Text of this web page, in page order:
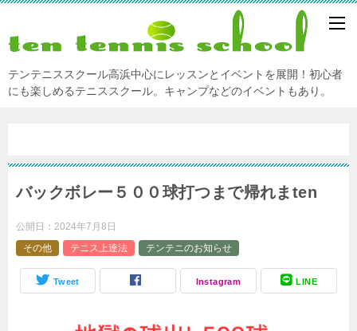
テンテニススクール高浜中心にレッスンとイベントを展開！初心者
にも楽しめるテニススクール。キャンプなどのイベントもあり。
バックボレー５００球打つまで帰れまten
公開日： 2024年7月8日
その他
テニス上達法 テンテニのお知らせ
Tweet Instagram LINE